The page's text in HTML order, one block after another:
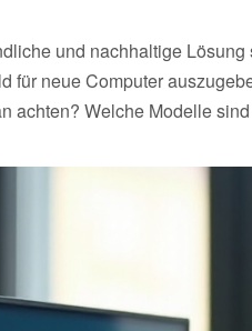
und nachhaltige
für neue Computer
achten? Welche Modelle